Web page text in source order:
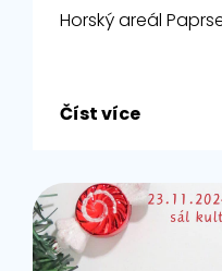
Horský areál
Číst více